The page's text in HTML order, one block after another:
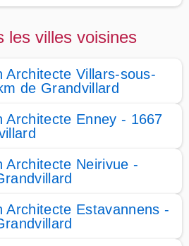
les villes voisines
Architecte Villars-sous-
de Grandvillard
Architecte Enney - 1667
Architecte Neirivue -
Architecte Estavannens -